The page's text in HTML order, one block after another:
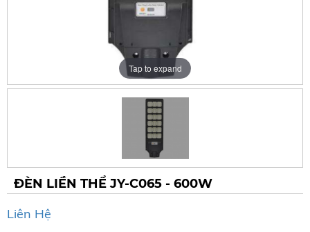
Tap to expand
ĐÈN LIỀN THỂ JY-C065 - 600W
Liên Hệ